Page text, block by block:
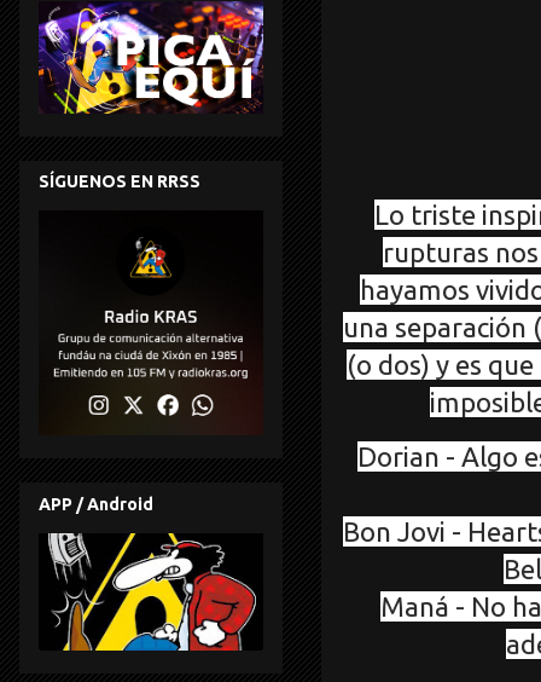
Lo triste
rupturas
hayamos
una separación
(o dos) y es
Dorian - Algo
Bon Jovi -
Maná - No
SÍGUENOS EN RRSS
APP / Android